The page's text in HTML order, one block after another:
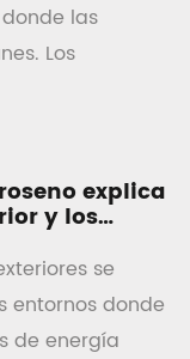
las
Los
explica
y los
se
entornos donde
de energía